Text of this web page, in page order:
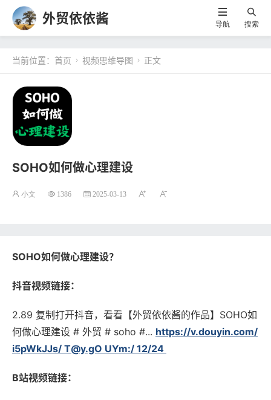
外贸依依酱 导航 搜索
当前位置： 首页  视频思维导图  正文
SOHO如何做心理建设
小文 1386 2025-03-13
SOHO如何做心理建设？
抖音视频链接：
2.89 复制打开抖音，看看【外贸依依酱的作品】SOHO如
何做心理建设 # 外贸 # soho #... https://v.douyin.com/
i5pWkJJs/ T@y.gO UYm:/ 12/24
B站视频链接：